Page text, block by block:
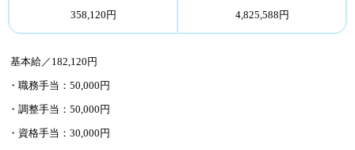
358,120円 4,825,588円
基本給／182,120円
・職務手当：50,000円
・調整手当：50,000円
・資格手当：30,000円